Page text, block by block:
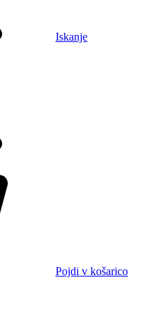
Iskanje
Pojdi v košarico